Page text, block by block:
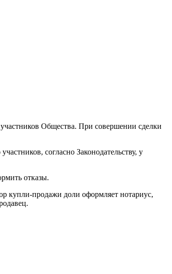
Общества. При совершении сделки
согласно Законодательству, у
отказы.
купли-продажи доли оформляет нотариус,